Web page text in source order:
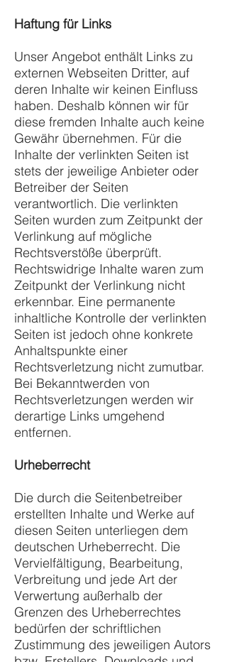
Haftung für Links
Unser Angebot enthält Links zu
externen Webseiten Dritter, auf
deren Inhalte wir keinen Einfluss
haben. Deshalb können wir für
diese fremden Inhalte auch keine
Gewähr übernehmen. Für die
Inhalte der verlinkten Seiten ist
stets der jeweilige Anbieter oder
Betreiber der Seiten
verantwortlich. Die verlinkten
Seiten wurden zum Zeitpunkt der
Verlinkung auf mögliche
Rechtsverstöße überprüft.
Rechtswidrige Inhalte waren zum
Zeitpunkt der Verlinkung nicht
erkennbar. Eine permanente
inhaltliche Kontrolle der verlinkten
Seiten ist jedoch ohne konkrete
Anhaltspunkte einer
Rechtsverletzung nicht zumutbar.
Bei Bekanntwerden von
Rechtsverletzungen werden wir
derartige Links umgehend
entfernen.
Urheberrecht
Die durch die Seitenbetreiber
erstellten Inhalte und Werke auf
diesen Seiten unterliegen dem
deutschen Urheberrecht. Die
Vervielfältigung, Bearbeitung,
Verbreitung und jede Art der
Verwertung außerhalb der
Grenzen des Urheberrechtes
bedürfen der schriftlichen
Zustimmung des jeweiligen Autors